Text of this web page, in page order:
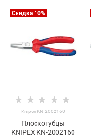
Скидка 10%
Knipex KN-2002160
Плоскогубцы
KNIPEX KN-2002160